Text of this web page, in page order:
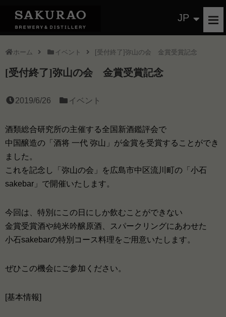
JP
ホーム イベント [受付終了]弥山の会 金賞受賞記念
[受付終了]弥山の会 金賞受賞記念
2019/6/26 イベント
酒類総合研究所の主催する全国新酒鑑評会で
中国醸造の「酒将 一代 弥山」が金賞を受賞することができ
ました。
これを記念し「弥山の会」を広島市中区流川町の「小石
sakebar」で開催いたします。
今回は、特別にこの日にしか飲むことができない
金賞受賞酒や純米吟醸原酒、スパークリングにあわせた
小石sakebarの特別コース料理をご用意いたします。
ぜひこの機会にご参加ください。
[基本情報]